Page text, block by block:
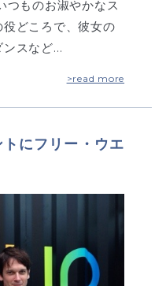
つものお淑やかなス
どころで、彼女の
ンスなど…
>read more
にフリー・ウエ